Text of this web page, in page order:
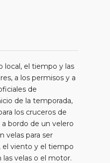
local, el tiempo y las
a los permisos y a
de
de la temporada,
los cruceros de
bordo de un velero
velas para ser
el viento y el tiempo
las velas o el motor.